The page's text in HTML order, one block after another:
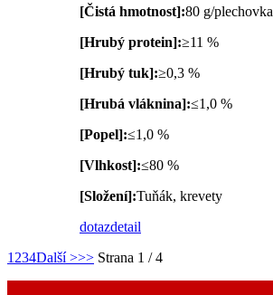
[Čistá hmotnost]:80 g/plechovka
[Hrubý protein]:≥11 %
[Hrubý tuk]:≥0,3 %
[Hrubá vláknina]:≤1,0 %
[Popel]:≤1,0 %
[Vlhkost]:≤80 %
[Složení]:Tuňák, krevety
dotazdetail
1 234Další >>> Strana 1 / 4